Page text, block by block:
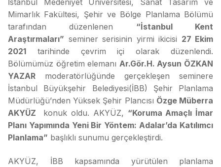
İstanbul Medeniyet Üniversitesi, Sanat Tasarım ve
Mimarlık Fakültesi, Şehir ve Bölge Planlama Bölümü
tarafından düzenlenen “İstanbul Kent
Araştırmaları” seminer serisinin yirmi ikicisi 27 Ekim
2021 tarihinde çevrim içi olarak düzenlendi.
Bölümümüz öğretim elemanı Ar.Gör.H. Aysun ÖZKAN
YAZAR moderatörlüğünde gerçekleşen seminere
İstanbul Büyükşehir Belediyesi(İBB) Şehir Planlama
Müdürlüğü’nden Yüksek Şehir Plancısı Özge Müberra
AKYÜZ konuk oldu. AKYÜZ, “Koruma Amaçlı İmar
Planı Yapımında Yeni Bir Yöntem: Adalar’da Katılımcı
Planlama” başlıklı sunumu gerçekleştirdi.
AKYÜZ, İBB kapsamında yürütülen planlama